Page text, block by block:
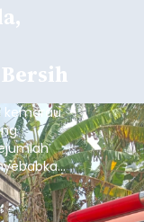
kemarau